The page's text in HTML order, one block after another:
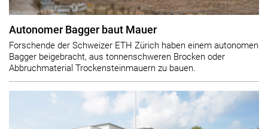
Autonomer Bagger baut Mauer
Forschende der Schweizer ETH Zürich haben einem autonomen
Bagger beigebracht, aus tonnenschweren Brocken oder
Abbruchmaterial Trockensteinmauern zu bauen.